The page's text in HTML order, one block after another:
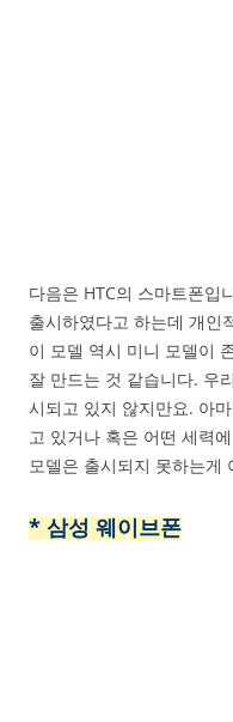
다음은 HTC의 스마트폰입
출시하였다고 하는데 개인
이 모델 역시 미니 모델이
잘 만드는 것 같습니다. 우
시되고 있지 않지만요. 아
고 있거나 혹은 어떤 세력
모델은 출시되지 못하는게
* 삼성 웨이브폰